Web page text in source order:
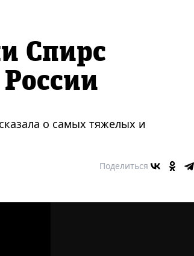
Спирс
о самых тяжелых и
Поделиться